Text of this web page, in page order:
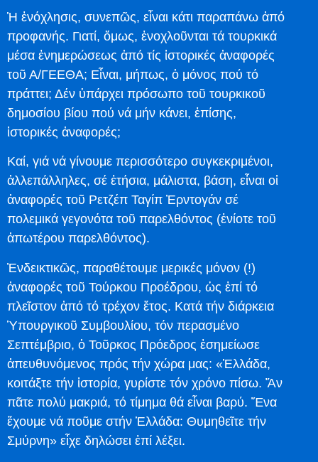
Ἡ ἐνόχλησις, συνεπῶς, εἶναι κάτι παραπάνω ἀπό
προφανής. Γιατί, ὅμως, ἐνοχλοῦνται τά τουρκικά
μέσα ἐνημερώσεως ἀπό τίς ἱστορικές ἀναφορές
τοῦ Α/ΓΕΕΘΑ; Εἶναι, μήπως, ὁ μόνος πού τό
πράττει; Δέν ὑπάρχει πρόσωπο τοῦ τουρκικοῦ
δημοσίου βίου πού νά μήν κάνει, ἐπίσης,
ἱστορικές ἀναφορές;
Καί, γιά νά γίνουμε περισσότερο συγκεκριμένοι,
ἀλλεπάλληλες, σέ ἐτήσια, μάλιστα, βάση, εἶναι οἱ
ἀναφορές τοῦ Ρετζέπ Ταγίπ Ἐρντογάν σέ
πολεμικά γεγονότα τοῦ παρελθόντος (ἐνίοτε τοῦ
ἀπωτέρου παρελθόντος).
Ἐνδεικτικῶς, παραθέτουμε μερικές μόνον (!)
ἀναφορές τοῦ Τούρκου Προέδρου, ὡς ἐπί τό
πλεῖστον ἀπό τό τρέχον ἔτος. Κατά τήν διάρκεια
Ὑπουργικοῦ Συμβουλίου, τόν περασμένο
Σεπτέμβριο, ὁ Τοῦρκος Πρόεδρος ἐσημείωσε
ἀπευθυνόμενος πρός τήν χώρα μας: «Ἑλλάδα,
κοιτάξτε τήν ἱστορία, γυρίστε τόν χρόνο πίσω. Ἄν
πᾶτε πολύ μακριά, τό τίμημα θά εἶναι βαρύ. Ἕνα
ἔχουμε νά ποῦμε στήν Ἑλλάδα: Θυμηθεῖτε τήν
Σμύρνη» εἶχε δηλώσει ἐπί λέξει.